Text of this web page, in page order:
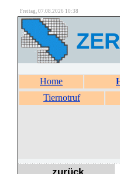
Freitag, 07.08.2026 10:38
Home
Tiernotruf